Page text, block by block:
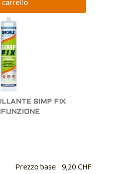
SIMP FIX
Prezzo base 9,20 CHF